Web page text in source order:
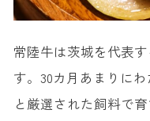
◆茨城名物の常陸秋
10.スタミナラ
◆茨城名物のスタミ
常陸牛は茨城を代表
す。30カ月あまりに
と厳選された飼料で